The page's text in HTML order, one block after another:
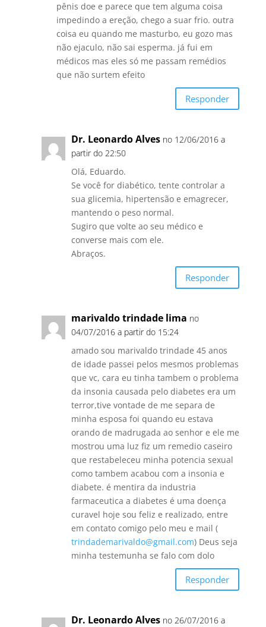
pênis doe e parece que tem alguma coisa
impedindo a ereção, chego a suar frio. outra
coisa eu quando me masturbo, eu gozo mas
não ejaculo, não sai esperma. já fui em
médicos mas eles só me passam remédios
que não surtem efeito
Responder
Dr. Leonardo Alves no 12/06/2016 a
partir do 22:50
Olá, Eduardo.
Se você for diabético, tente controlar a
sua glicemia, hipertensão e emagrecer,
mantendo o peso normal.
Sugiro que volte ao seu médico e
converse mais com ele.
Abraços.
Responder
marivaldo trindade lima no
04/07/2016 a partir do 15:24
amado sou marivaldo trindade 45 anos
de idade passei pelos mesmos problemas
que vc, cara eu tinha tambem o problema
da insonia causada pelo diabetes era um
terror,tive vontade de me separa de
minha esposa foi quando eu estava
orando de madrugada ao senhor e ele me
mostrou uma luz fiz um remedio caseiro
que restabeleceu minha potencia sexual
como tambem acabou com a insonia e
diabete. é mentira da industria
farmaceutica a diabetes é uma doença
curavel hoje sou feliz e realizado, entre
em contato comigo pelo meu e mail (
trindademarivaldo@gmail.com) Deus seja
minha testemunha se falo com dolo
Responder
Dr. Leonardo Alves no 26/07/2016 a